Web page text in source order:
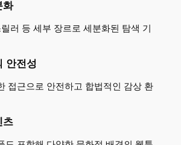
화
러 등 세부 장르로 세분화된 탐색 기
안전성
접근으로 안전하고 합법적인 감상 환
츠